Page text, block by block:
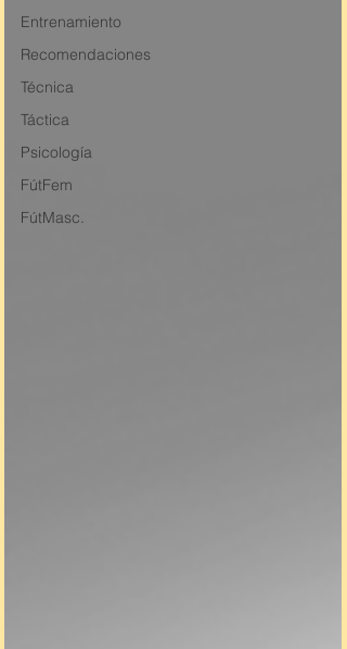
Entrenamiento
Recomendaciones
Técnica
Táctica
Psicología
FútFem
FútMasc.